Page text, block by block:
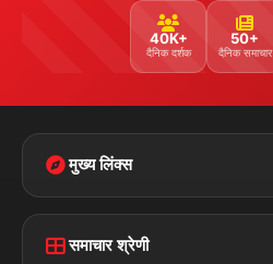
40K+
दैनिक दर्शक
50+
दैनिक समाचार
मुख्य लिंक्स
समाचार श्रेणी